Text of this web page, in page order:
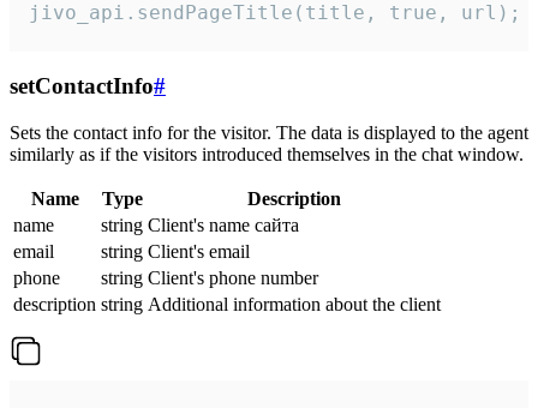
jivo_api.sendPageTitle(title, true, url);
setContactInfo#
Sets the contact info for the visitor. The data is displayed to the agent
similarly as if the visitors introduced themselves in the chat window.
Name Type
Description
name
string Client's name сайта
email
string Client's email
phone
string Client's phone number
description string Additional information about the client